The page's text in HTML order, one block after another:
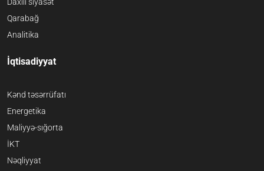
Qarabağ
Analitika
İqtisadiyyat
Kənd təsərrüfatı
Energetika
Maliyyə-sığorta
İKT
Nəqliyyat